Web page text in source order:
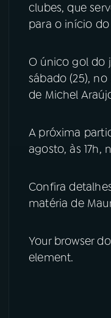
08FESTIVAL DE
ACOMPANHE A RÁDIO
YouTube
Instagram
TikTok
clubes, que
para o início
O único gol do
sábado (25),
de Michel
A próxima
agosto, às 17h,
Confira
matéria de
Your browser
element.